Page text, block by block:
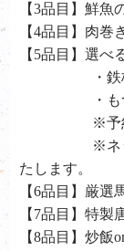
【3品目】鮮魚
【4品目】肉巻
【5品目】選べ
・鉄板
・もつ
※予約時に
※ネット予
たします。
【6品目】厳選
【7品目】特製
【8品目】炒飯